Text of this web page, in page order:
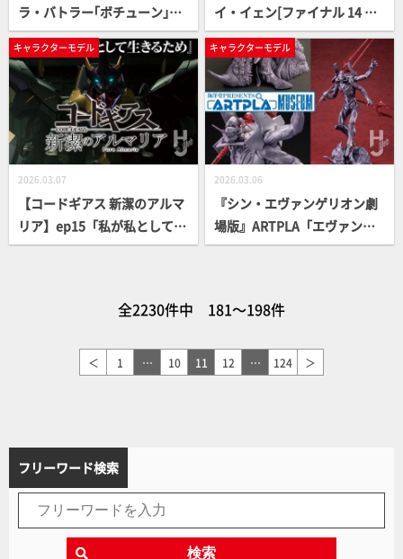
ラ・バトラー｢ボチューン｣を
HGキットと違和感なく並べる
べく各部改修！ 関節のボール
ジョイント化やフォルムの修
正で過去作例と差をつける!!
【サンライズメカニック列
伝】
イ・イェン[ファイナル 14 ス
ペシャル]ビビッド・シンデレ
ラ”」がバーチャロン30周年
記念の限定で再生産！ 他にも
「10円ゲーム“マッハGoGoG
o”」キット化など注目のキャ
ラクターキット情報をお届
け！
キャラクターモデル
2026.03.07
【コードギアス 新潔のアルマ
リア】ep15「私が私として生
きるため」
キャラクターモデル
2026.03.06
『シン・エヴァンゲリオン劇
場版』ARTPLA「エヴァンゲ
リオン第13号機“最後の執行
ンギヌスの槍など、最新のテ
お届け
全2230件中 181～198件
＜ 1 … 10 11 12 … 124 ＞
フリーワード検索
検索